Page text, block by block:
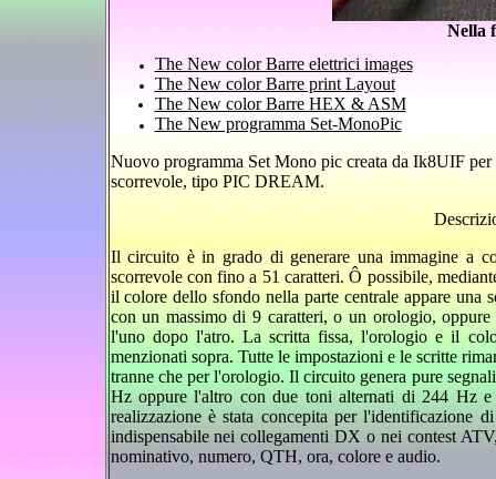
Nella
The New color Barre elettrici images
The New color Barre print Layout
The New color Barre HEX & ASM
The New programma Set-MonoPic
Nuovo programma Set Mono pic creata da Ik8UIF
scorrevole, tipo PIC DREAM.
Il circuito è in grado di generare una immagine a
scorrevole con fino a 51 caratteri. Ô possibile,
il colore dello sfondo nella parte centrale appare una
con un massimo di 9 caratteri, o un orologio,
l'uno dopo l'atro. La scritta fissa, l'orologio e il
menzionati sopra. Tutte le impostazioni e le scritte
tranne che per l'orologio. Il circuito genera pure
Hz oppure l'altro con due toni alternati di 244 Hz
realizzazione è stata concepita per
indispensabile nei collegamenti DX o nei contest
nominativo, numero, QTH, ora, colore e audio.